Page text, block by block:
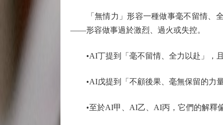
「無情力」形容一種做事毫不留情、全
——形容做事過於激烈、過火或失控。
•AI丁提到「毫不留情、全力以赴」，且
•AI戊提到「不顧後果、毫無保留的力量
•至於AI甲、AI乙、AI丙，它們的解釋偏